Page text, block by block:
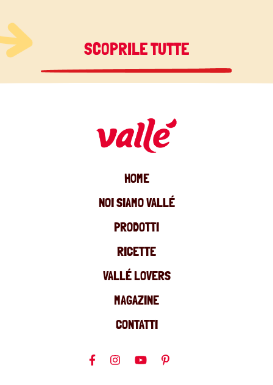
SCOPRILE TUTTE
HOME
NOI SIAMO VALLÉ
PRODOTTI
RICETTE
VALLÉ LOVERS
MAGAZINE
CONTATTI